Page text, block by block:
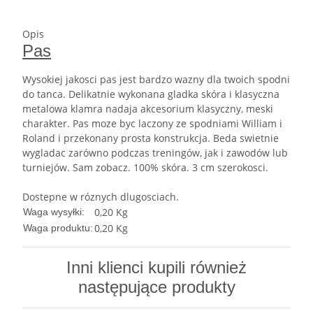
Opis
Pas
Wysokiej jakosci pas jest bardzo wazny dla twoich spodni
do tanca. Delikatnie wykonana gladka skóra i klasyczna
metalowa klamra nadaja akcesorium klasyczny, meski
charakter. Pas moze byc laczony ze spodniami William i
Roland i przekonany prosta konstrukcja. Beda swietnie
wygladac zarówno podczas treningów, jak i zawodów lub
turniejów. Sam zobacz. 100% skóra. 3 cm szerokosci.
Dostepne w róznych dlugosciach.
Waga wysyłki: 0,20 Kg
Waga produktu:0,20 Kg
Inni klienci kupili również
następujące produkty